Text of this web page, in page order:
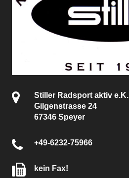
Stiller Radsport aktiv e.K.
Gilgenstrasse 24
67346 Speyer
+49-6232-75966
kein Fax!